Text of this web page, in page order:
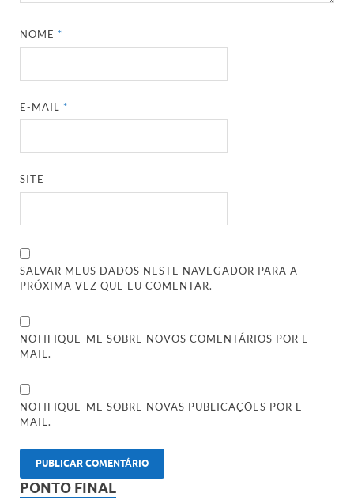
NOME*
E-MAIL*
SITE
SALVAR MEUS DADOS NESTE NAVEGADOR PARA A
PRÓXIMA VEZ QUE EU COMENTAR.
NOTIFIQUE-ME SOBRE NOVOS COMENTÁRIOS POR E-
MAIL.
NOTIFIQUE-ME SOBRE NOVAS PUBLICAÇÕES POR E-
MAIL.
PONTO FINAL